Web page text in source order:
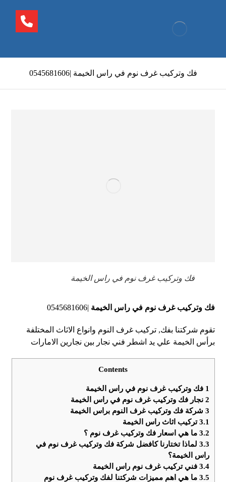
فك وتركيب غرف نوم في راس الخيمة |0545681606
فك وتركيب غرف نوم في راس الخيمة
فك وتركيب غرف نوم في راس الخيمة |0545681606
تقوم شركتنا بفك, تركيب غرف النوم وانواع الاثاث المختلفة
برأس الخيمة علي يد اشطر فني نجار بين نجارين الامارات
Contents
1 فك وتركيب غرف نوم في راس الخيمة
2 نجار فك وتركيب غرف نوم في راس الخيمة
3 شركة فك وتركيب غرف النوم براس الخيمة
3.1تركيب اثاث راس الخيمة
3.2 ما هي اسعار فك وتركيب غرف نوم ؟
3.3 لماذا تختارنا كافضل شركة فك وتركيب غرف نوم في
راس الخيمة؟
3.4 فني تركيب غرف نوم راس الخيمة
3.5 ما هي اهم مميزات شركتنا لفك وتركيب غرف نوم